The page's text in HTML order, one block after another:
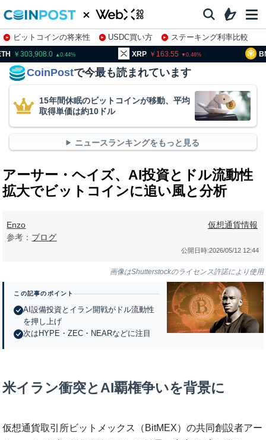
ビットコインの将来性 USDC買い方
ステーキング利率比較
株特集・関連銘柄
0.44 163.55 0.46 BNB
CoinPostで今最も読まれています
15年間休眠のビットコインが移動、平均
取得単価は約10ドル
ニュースランキングをもっと見る
アーサー・ヘイズ、AI投資とドル流動性
拡大でビットコインに追い風と分析
Enzo
参考： ブログ
仮想通貨情報
公開日時:2026/05/12 12:44
画像はShutterstockのライセンス許諾により使用
この記事のポイント
AI設備投資とイラン開戦がドル流動性
を押し上げ
次はHYPE・ZEC・NEARなどに注目
米イラン衝突とAI覇権争いを背景に
仮想通貨取引所ビットメックス（BitMEX）の共同創設者アー